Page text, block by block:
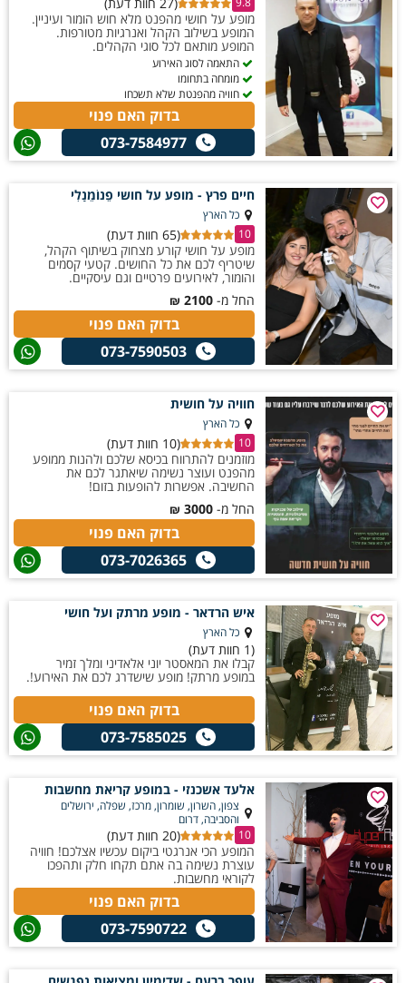
מופע על חושי מהפנט מלא חוש הומור ועיניין.
המופע בשילוב הקהל ואנרגיות מטורפות.
המופע מותאם לכל סוגי הקהלים.
התאמה לסוג האירוע
מומחה בתחומו
חוויה מהפנטת שלא תשכחו
בדוק האם פנוי
073-7584977
חיים פרץ - מופע על חושי פֵנוֹמֵנָלִי
כל הארץ
10
(65 חוות דעת)
מופע על חושי קורע מצחוק בשיתוף הקהל,
שיטריף לכם את כל החושים. קטעי קסמים
והומור, לאירועים פרטיים וגם עיסקיים.
החל מ- 2100
₪
בדוק האם פנוי
073-7590503
חוויה על חושית
כל הארץ
10
(10 חוות דעת)
מוזמנים להתרווח בכיסא שלכם ולהנות ממופע
מהפנט ועוצר נשימה שיאתגר לכם את
החשיבה. אפשרות להופעות בזום!
החל מ- 3000
₪
בדוק האם פנוי
073-7026365
איש הרדאר - מופע מרתק ועל חושי
כל הארץ
(1 חוות דעת)
קבלו את המאסטר יוני אלאדיני ומלך זמיר
במופע מרתק! מופע שישדרג לכם את האירוע!.
בדוק האם פנוי
073-7585025
אלעד אשכנזי - במופע קריאת מחשבות
צפון, השרון, שומרון, מרכז, שפלה, ירושלים
והסביבה, דרום
10
(20 חוות דעת)
המופע הכי אנרגטי ביקום עכשיו אצלכם! חוויה
עוצרת נשימה בה אתם תקחו חלק ותהפכו
לקוראי מחשבות.
בדוק האם פנוי
073-7590722